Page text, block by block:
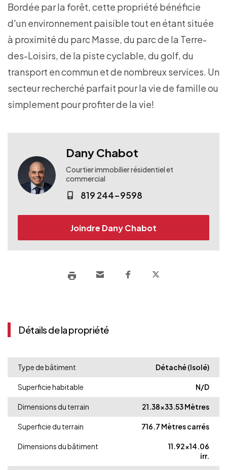
Bordée par la forêt, cette propriété bénéficie
d'un environnement paisible tout en étant située
à proximité du parc Masse, du parc de la Terre-
des-Loisirs, de la piste cyclable, du golf, du
transport en commun et de nombreux services. Un
secteur recherché parfait pour la vie de famille ou
simplement pour profiter de la vie!
Dany Chabot
Courtier immobilier résidentiel et
commercial
819 244-9598
Joindre Dany Chabot
Détails de la propriété
Type de bâtiment Détaché (Isolé)
Superficie habitable N/D
Dimensions du terrain 21.38x33.53 Mètres
Superficie du terrain 716.7 Mètres carrés
Dimensions du bâtiment
11.92x14.06
irr.